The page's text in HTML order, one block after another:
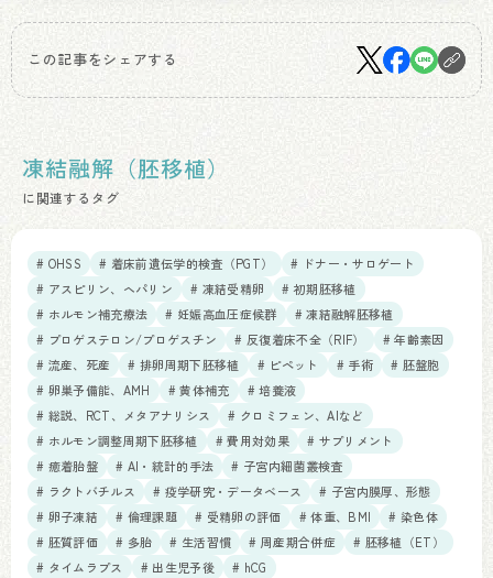
この記事をシェアする
凍結融解（胚移植）
に関連するタグ
# OHSS # 着床前遺伝学的検査（PGT）
# ドナー・サロゲート
# アスピリン、ヘパリン
# 凍結受精卵
# 初期胚移植
# ホルモン補充療法
# 妊娠高血圧症候群
# 凍結融解胚移植
# プロゲステロン/プロゲスチン
# 反復着床不全（RIF）
# 年齢素因
# 流産、死産
# 排卵周期下胚移植 # ピペット # 手術
# 胚盤胞
# 卵巣予備能、AMH
# 黄体補充
# 培養液
# 総説、RCT、メタアナリシス
# クロミフェン、AIなど
# ホルモン調整周期下胚移植
# 費用対効果
# サプリメント
# 癒着胎盤
# AI・統計的手法
# 子宮内細菌叢検査
# ラクトバチルス
# 疫学研究・データベース
# 子宮内膜厚、形態
# 卵子凍結
# 倫理課題 # 受精卵の評価 # 体重、BMI
# 染色体
# 胚質評価
# 多胎 # 生活習慣 # 周産期合併症
# 胚移植（ET）
# タイムラプス
# 出生児予後
# hCG